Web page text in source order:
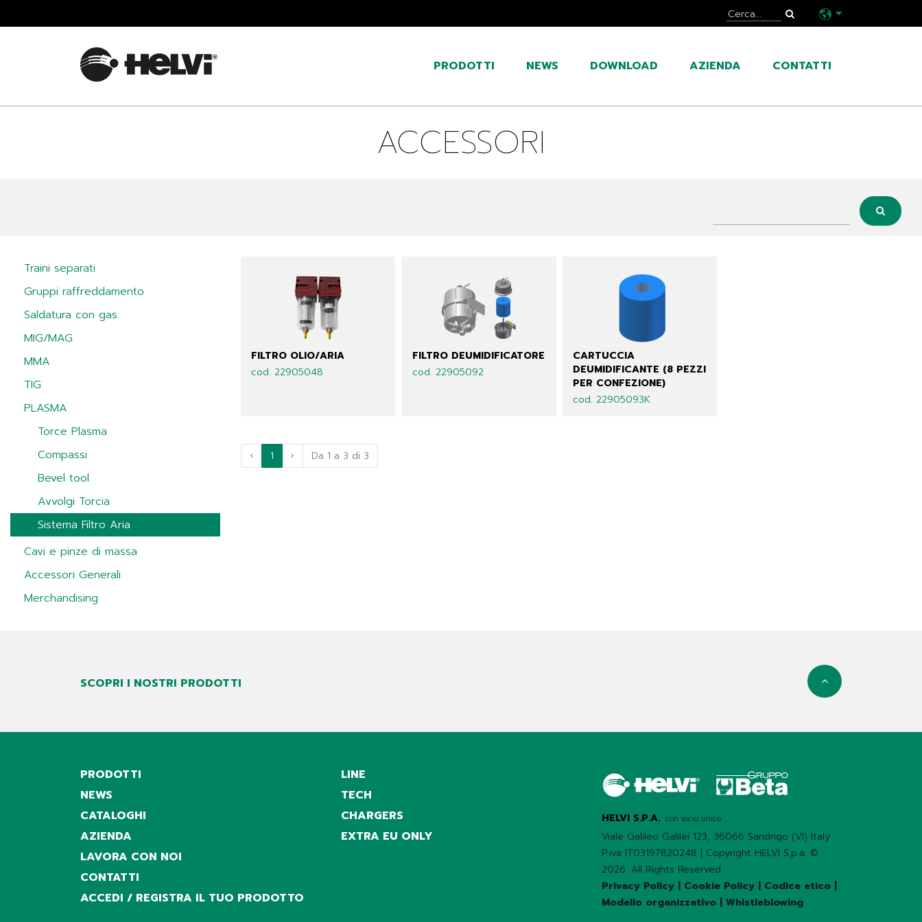
PRODOTTI NEWS DOWNLOAD AZIENDA CONTATTI
ACCESSORI
Traini separati
Gruppi raffreddamento
Saldatura con gas
MIG/MAG
MMA
TIG
PLASMA
Torce Plasma
Compassi
Bevel tool
Avvolgi Torcia
Sistema Filtro Aria
Cavi e pinze di massa
Accessori Generali
Merchandising
FILTRO OLIO/ARIA
cod. 22905048
FILTRO DEUMIDIFICATORE
cod. 22905092
CARTUCCIA
DEUMIDIFICANTE (8 PEZZI
PER CONFEZIONE)
cod. 22905093K
‹ 1 › Da 1 a 3 di 3
SCOPRI I NOSTRI PRODOTTI
PRODOTTI
NEWS
CATALOGHI
AZIENDA
LAVORA CON NOI
CONTATTI
ACCEDI / REGISTRA IL TUO PRODOTTO
LINE
TECH
CHARGERS
EXTRA EU ONLY
HELVI S.P.A. con socio unico
Viale Galileo Galilei 123, 36066 Sandrigo (VI) Italy
P.iva IT03197820248 | Copyright HELVI S.p.a. ©
2026. All Rights Reserved
Privacy Policy
Cookie Policy Codice etico
Modello organizzativo
Whistleblowing